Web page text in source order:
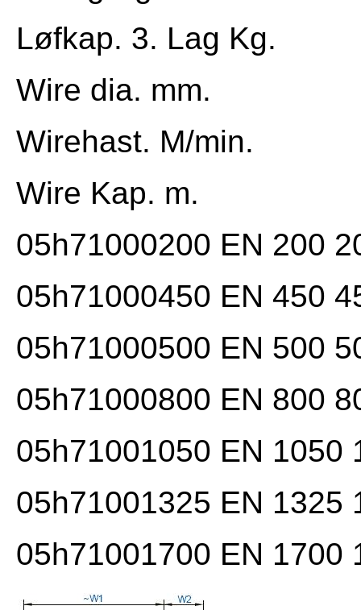
Løfkap. 3. Lag Kg.
Wire dia. mm.
Wirehast. M/min.
Wire Kap. m.
05h71000200 EN 200
05h71000450 EN 450
05h71000500 EN 500
05h71000800 EN 800
05h71001050 EN 1050
05h71001325 EN 1325
05h71001700 EN 1700